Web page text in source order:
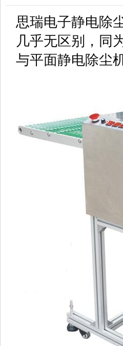
思瑞电子静电除
几乎无区别，同
与平面静电除尘